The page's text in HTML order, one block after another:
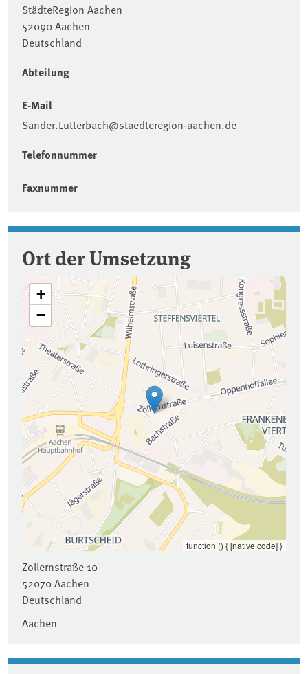
StädteRegion Aachen
52090 Aachen
Deutschland
Abteilung
E-Mail
Sander.Lutterbach@staedteregion-aachen.de
Telefonnummer
Faxnummer
Ort der Umsetzung
+
−
function () { [native code] }
Zollernstraße 10
52070 Aachen
Deutschland
Aachen